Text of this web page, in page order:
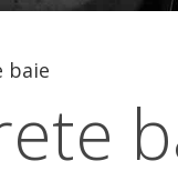
baie